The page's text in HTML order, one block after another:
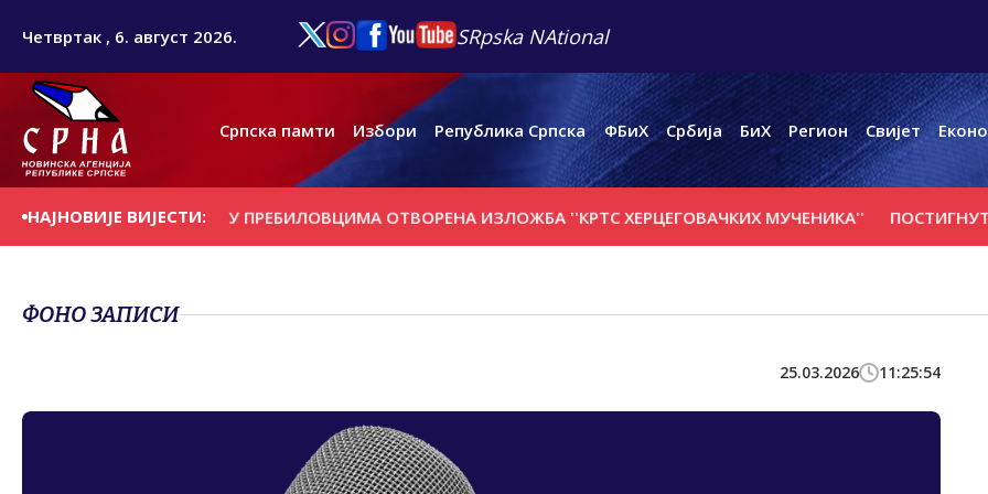
Четвртак , 6. август 2026. SRpska NAtional
Српска памти Избори Република Српска ФБиХ Србија БиХ Регион Свијет
НАЈНОВИЈЕ ВИЈЕСТИ:
НА ДАНАШЊИ ДАН У ПРЕБИЛОВЦИМА ОTВОРЕНА ИЗЛОЖБА ''КРTС ХЕРЦЕГОВАЧКИХ МУЧЕНИКА'' ПОСТИГНУТ
ФОНО ЗАПИСИ
25.03.2026 11:25:54